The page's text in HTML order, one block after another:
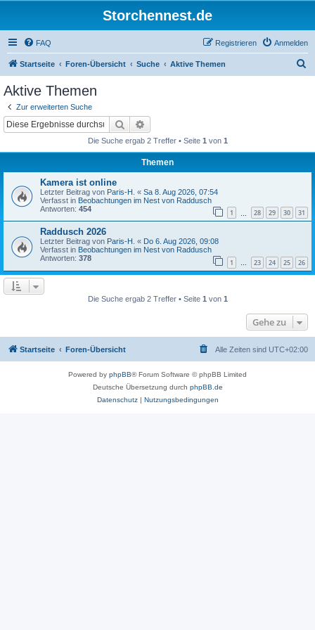
Storchennest.de
FAQ Anmelden
Registrieren
Startseite Foren-Übersicht Suche Aktive Themen
Aktive Themen
Zur erweiterten Suche
Suche
Die Suche ergab 2 Treffer • Seite 1 von 1
Themen
Kamera ist online
Letzter Beitrag von Paris-H. « Sa 8. Aug 2026, 07:54
Verfasst in Beobachtungen im Nest von Raddusch
Antworten: 454 1 28 29 30 31
Raddusch 2026
Letzter Beitrag von Paris-H. « Do 6. Aug 2026, 09:08
Verfasst in Beobachtungen im Nest von Raddusch
Antworten: 378 1 … 23 24 25 26
Die Suche ergab 2 Treffer • Seite 1 von 1
Gehe zu
Startseite Foren-Übersicht Alle Zeiten sind UTC+02:00
Powered by phpBB® Forum Software © phpBB Limited
Deutsche Übersetzung durch phpBB.de
Datenschutz| Nutzungsbedingungen